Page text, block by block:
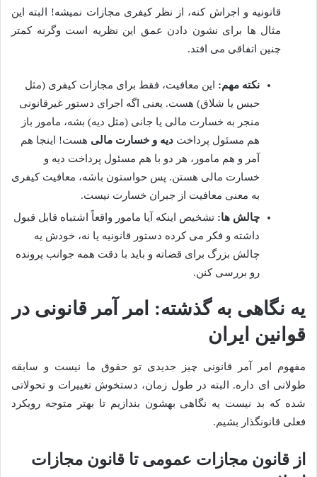
قانونیه و اجراش کنه، از نظر کیفری مجازات نمیشه! البته این
مثال ها برای نشون دادن عمق این نظریه است وگرنه کمتر
چنین اتفاقی می افتد.
نکته مهم: این معافیت، فقط برای مجازات کیفری (مثل
حبس یا شلاق) هست. یعنی اگه اجرای دستور غیرقانونی
منجر به خسارت مالی یا جانی (مثل دیه) بشه، مامور باز
هم مسئول پرداخت دیه و خسارت مالی هست! اینجا هم
آمر و هم مامور، هر دو با هم مسئول پرداخت دیه و
خسارت مالی هستن. پس حواستون باشه، معافیت کیفری
به معنی معافیت از جبران خسارت نیست.
چالش ها: تشخیص اینکه آیا مامور واقعاً اشتباه قابل قبول
داشته و فکر می کرده دستور قانونیه یا نه، خودش یه
چالش بزرگ برای قضاته و باید با دقت همه جوانب پرونده
رو بررسی کنن.
یه نگاهی به گذشته: امر آمر قانونی در
قوانین ایران
مفهوم امر آمر قانونی چیز جدیدی تو حقوق ما نیست و سابقه
طولانی ای داره. البته در طول زمان، دستخوش تغییرات و تحولاتی
شده که بد نیست یه نگاهی بهشون بندازیم تا بهتر متوجه رویکرد
فعلی قانونگذار بشیم.
از قانون مجازات عمومی تا قانون مجازات